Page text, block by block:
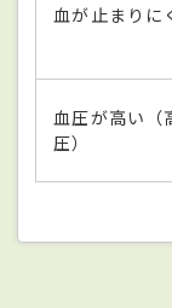
血が止まりに
血圧が高い（
圧）